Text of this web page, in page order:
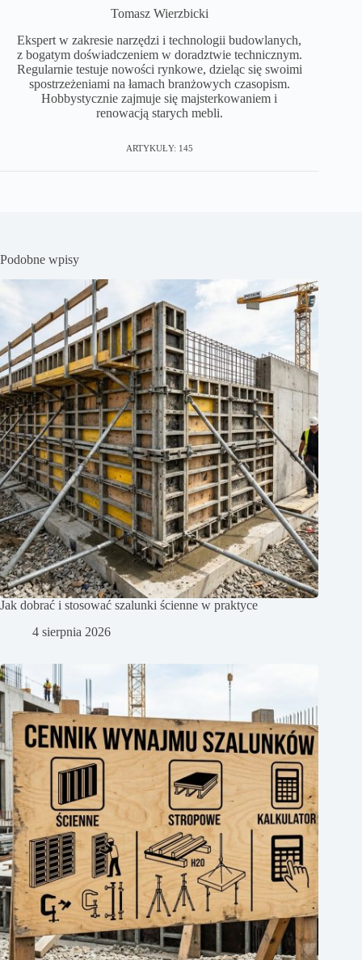
Tomasz Wierzbicki
Ekspert w zakresie narzędzi i technologii budowlanych,
z bogatym doświadczeniem w doradztwie technicznym.
Regularnie testuje nowości rynkowe, dzieląc się swoimi
spostrzeżeniami na łamach branżowych czasopism.
Hobbystycznie zajmuje się majsterkowaniem i
renowacją starych mebli.
ARTYKUŁY: 145
Podobne wpisy
Jak dobrać i stosować szalunki ścienne w praktyce
4 sierpnia 2026